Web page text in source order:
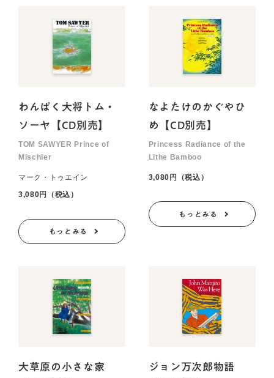
わんぱく大将トム・
ソーヤ【CD別売】
TOM SAWYER Prince of
Mischier
マーク・トゥエイン
3,080円（税込）
もっとみる
なよたけのかぐやひ
め【CD別売】
Princess Radiance of the
Lithe Bamboo
3,080円（税込）
もっとみる
大草原の小さな家
ジョン万次郎物語